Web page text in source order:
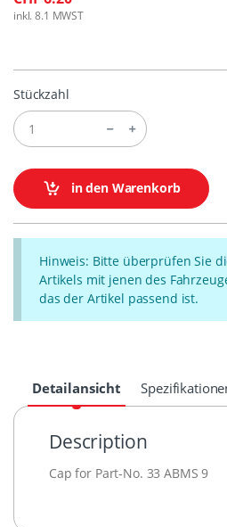
inkl. 8.1 MWST
Stückzahl
in den Warenkorb
Hinweis: Bitte überprüfen Sie
Artikels mit jenen des
das der Artikel passend ist.
Detailansicht
Description
Cap for Part-No. 33 ABMS 9